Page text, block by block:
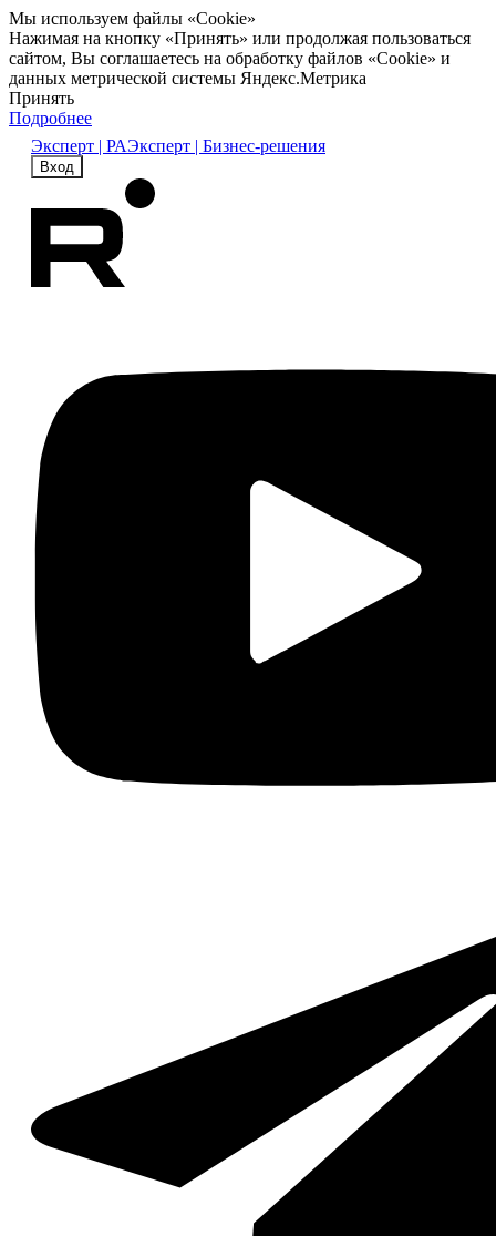
Мы используем файлы «Cookie»
Нажимая на кнопку «Принять» или продолжая пользоваться
сайтом, Вы соглашаетесь на обработку файлов «Cookie» и
данных метрической системы Яндекс.Метрика
Принять
Подробнее
Эксперт | РАЭксперт | Бизнес-решения
Вход